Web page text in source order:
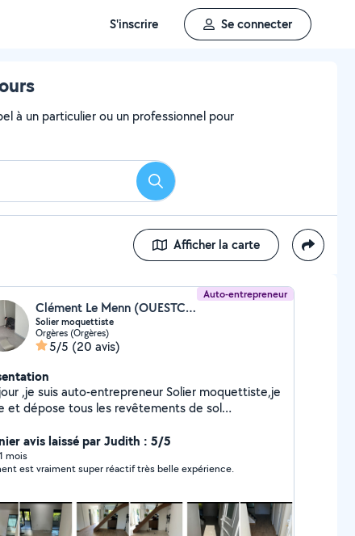
S'inscrire Se connecter
à un particulier ou un professionnel pour
Rechercher
Afficher la carte
Auto-entrepreneur
Clément Le Menn (OUESTCLM)
Solier moquettiste
Orgères (Orgères)
5/5 (20 avis)
,je suis auto-entrepreneur Solier moquettiste,je
et dépose tous les revêtements de sol
Je prépare les supports ,ragreage . N'hésitez
me contacter pour tous renseignements.
avis laissé par Judith : 5/5
mois
est vraiment super réactif très belle expérience.